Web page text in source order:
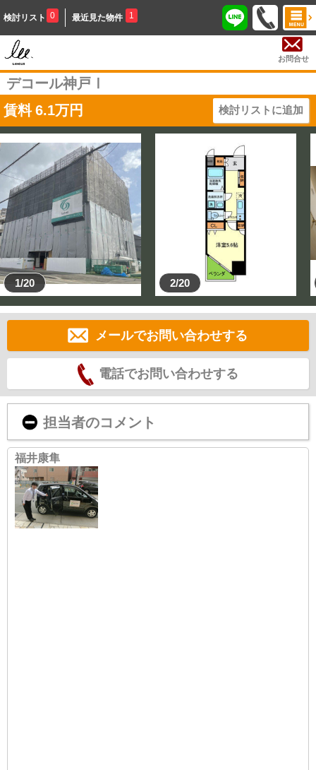
検討リスト 0 最近見た物件 1
お問合せ
デコール神戸Ⅰ
賃料 6.1万円 検討リストに追加
1/20 2/20
メールでお問い合わせする
電話でお問い合わせする
担当者のコメント
福井康隼